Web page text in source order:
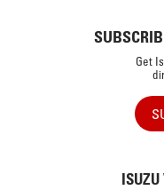
Get
ISUZU